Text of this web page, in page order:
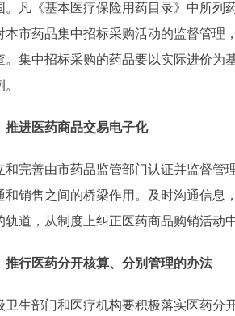
。凡《基本医疗保险用药目录》中所列
本市药品集中招标采购活动的监督管理
。集中招标采购的药品要以实际进价为
推进医药商品交易电子化
善由市药品监管部门认证并监督管理
和销售之间的桥梁作用。及时沟通信息
轨道，从制度上纠正医药商品购销活动
推行医药分开核算、分别管理的办法
部门和医疗机构要积极落实医药分开